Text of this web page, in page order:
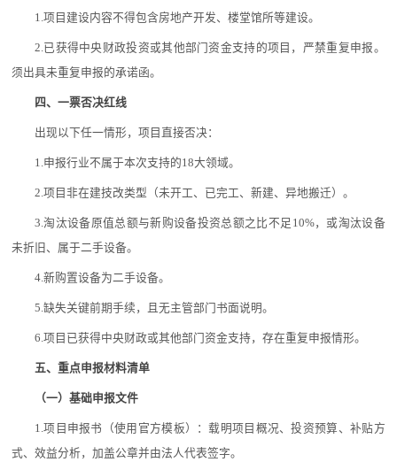
1.项目建设内容不得包含房地产开发、楼堂馆所等建设。
2.已获得中央财政投资或其他部门资金支持的项目，严禁重复申报。
须出具未重复申报的承诺函。
四、一票否决红线
出现以下任一情形，项目直接否决：
1.申报行业不属于本次支持的18大领域。
2.项目非在建技改类型（未开工、已完工、新建、异地搬迁）。
3.淘汰设备原值总额与新购设备投资总额之比不足10%，或淘汰设备
未折旧、属于二手设备。
4.新购置设备为二手设备。
5.缺失关键前期手续，且无主管部门书面说明。
6.项目已获得中央财政或其他部门资金支持，存在重复申报情形。
五、重点申报材料清单
（一）基础申报文件
1.项目申报书（使用官方模板）：载明项目概况、投资预算、补贴方
式、效益分析，加盖公章并由法人代表签字。